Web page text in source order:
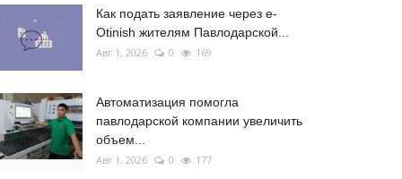
Как подать заявление через e-
Otinish жителям Павлодарской...
Авг 1, 2026 0 169
Автоматизация помогла
павлодарской компании увеличить
объем...
Авг 1, 2026 0 177